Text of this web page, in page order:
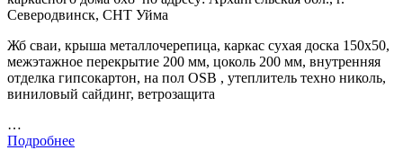
Северодвинск, СНТ Уйма
Жб сваи, крыша металлочерепица, каркас сухая доска 150х50,
межэтажное перекрытие 200 мм, цоколь 200 мм, внутренняя
отделка гипсокартон, на пол OSB , утеплитель техно николь,
виниловый сайдинг, ветрозащита
…
Подробнее